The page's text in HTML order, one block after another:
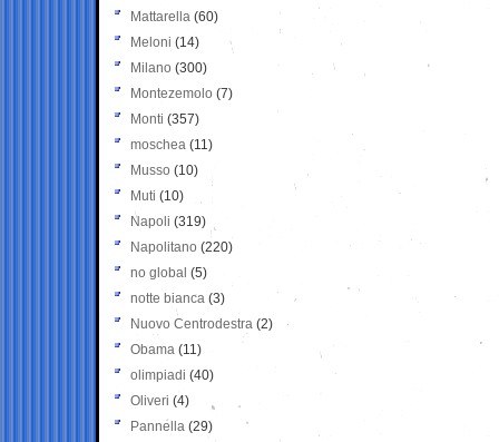
Mattarella (60)
Meloni (14)
Milano (300)
Montezemolo (7)
Monti (357)
moschea (11)
Musso (10)
Muti (10)
Napoli (319)
Napolitano (220)
no global (5)
notte bianca (3)
Nuovo Centrodestra (2)
Obama (11)
olimpiadi (40)
Oliveri (4)
Pannella (29)